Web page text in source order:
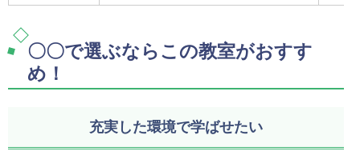
〇〇で選ぶならこの教室がおすす
め！
充実した環境で学ばせたい